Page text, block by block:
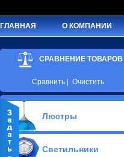
ГЛАВНАЯ О КОМПАНИИ
СРАВНЕНИЕ ТОВАРОВ
Сравнить Очистить
Люстры
Припотолочные люстры(581)
Потолочные люстры Led(90)
Светильники